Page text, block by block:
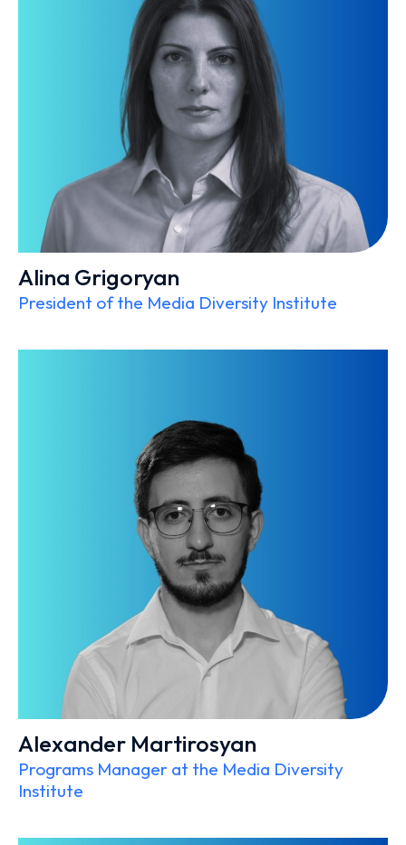
Alina Grigoryan
President of the Media Diversity Institute
Alexander Martirosyan
Programs Manager at the Media Diversity
Institute